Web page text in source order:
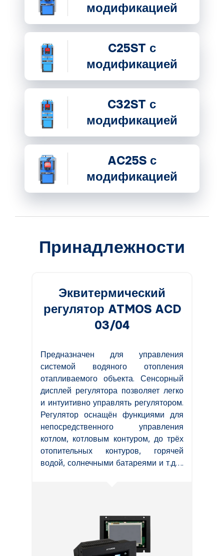
модификацией
C25ST с
модификацией
C32ST с
модификацией
AC25S с
модификацией
Принадлежности
Эквитермический
регулятор ATMOS ACD
03/04
Предназначен для управления
системой водяного отопления
отапливаемого объекта. Сенсорный
дисплей регулятора позволяет легко
и интуитивно управлять регулятором.
Регулятор оснащён функциями для
непосредственного управления
котлом, котловым контуром, до трёх
отопительных контуров, горячей
водой, солнечными батареями и т.д….